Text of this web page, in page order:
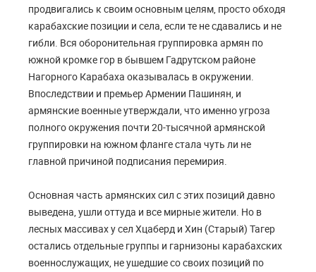
продвигались к своим основным целям, просто обходя
карабахские позиции и села, если те не сдавались и не
гибли. Вся оборонительная группировка армян по
южной кромке гор в бывшем Гадрутском районе
Нагорного Карабаха оказывалась в окружении.
Впоследствии и премьер Армении Пашинян, и
армянские военные утверждали, что именно угроза
полного окружения почти 20-тысячной армянской
группировки на южном фланге стала чуть ли не
главной причиной подписания перемирия.
Основная часть армянских сил с этих позиций давно
выведена, ушли оттуда и все мирные жители. Но в
лесных массивах у сел Хцаберд и Хин (Старый) Тагер
остались отдельные группы и гарнизоны карабахских
военнослужащих, не ушедшие со своих позиций по